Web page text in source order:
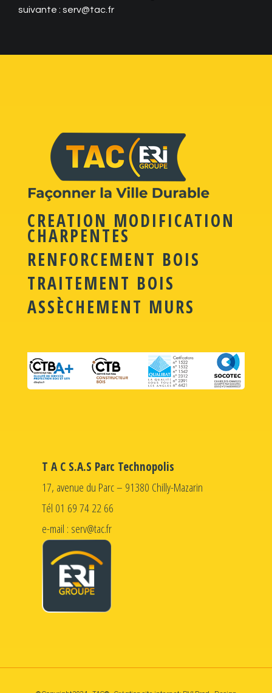
suivante : serv@tac.fr
CREATION MODIFICATION
CHARPENTES
RENFORCEMENT BOIS
TRAITEMENT BOIS
ASSÈCHEMENT MURS
T A C S.A.S Parc Technopolis
17, avenue du Parc – 91380 Chilly-Mazarin
Tél 01 69 74 22 66
e-mail : serv@tac.fr